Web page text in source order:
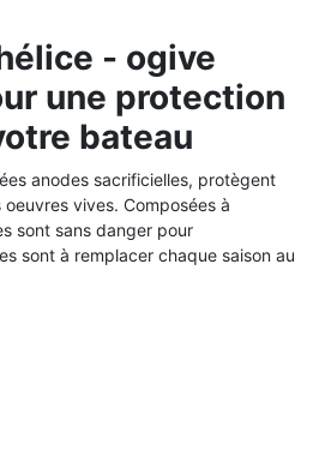
- ogive
une protection
bateau
anodes sacrificielles, protègent
oeuvres vives. Composées à
sont sans danger pour
sont à remplacer chaque saison au